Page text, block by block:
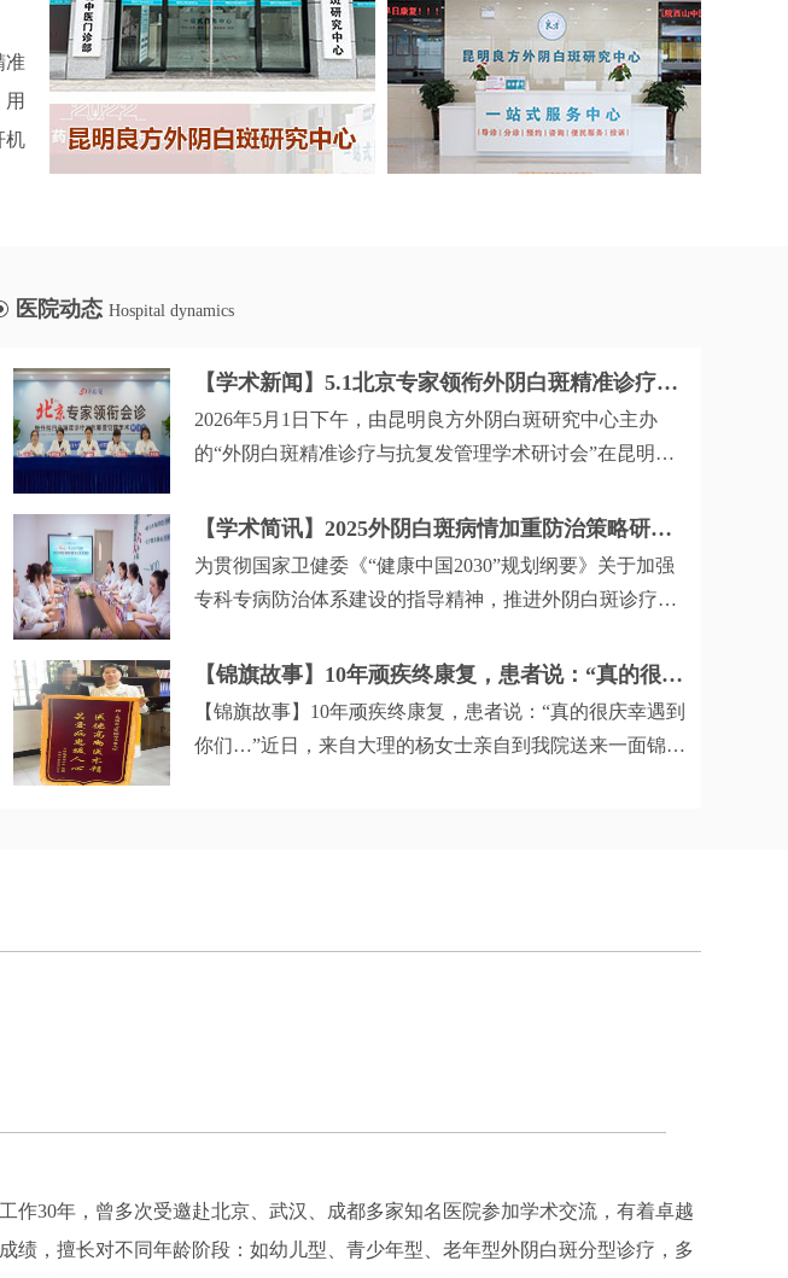
准
机
医院动态 Hospital dynamics
【学术新闻】5.1北京专家领衔外阴白斑精准诊疗与抗复发管理学术研讨会圆满举行
2026年5月1日下午，由昆明良方外阴白斑研究中心主办
的“外阴白斑精准诊疗与抗复发管理学术研讨会”在昆明顺
明良方外阴白斑研究中心强海燕主任、郑云香主任共同出
席，围绕精准诊疗策略、抗复发管理体系等临床核心议题
展开深度对话。
【学术简讯】2025外阴白斑病情加重防治策略研讨会成功召开
为贯彻国家卫健委《“健康中国2030”规划纲要》关于加强
专科专病防治体系建设的指导精神，推进外阴白斑诊疗规
有保障】北京三甲专家实力助阵|2025外阴白斑病情加重防
治策略研讨会”。会议特邀中国医科大学航空总医院的柳肃
芬教授，及我院特聘医师强海燕主任、郑云香主任等十余
【锦旗故事】10年顽疾终康复，患者说：“真的很庆幸遇到你们…”
【锦旗故事】10年顽疾终康复，患者说：“真的很庆幸遇到
你们…”近日，来自大理的杨女士亲自到我院送来一面锦
协和医学院博士后，是《医学参考报》骨松频道编委，《中国医药》审稿专家，
审稿专家，参编2部专著：《腹膜及腹膜后间隙疾病》